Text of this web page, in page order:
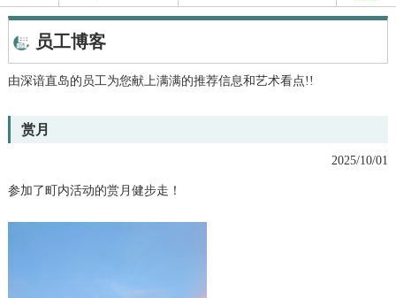
员工博客
由深谙直岛的员工为您献上满满的推荐信息和艺术看点!!
赏月
2025/10/01
参加了町内活动的赏月健步走！